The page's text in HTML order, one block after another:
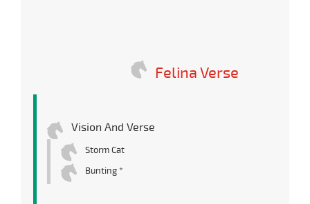
Felina Verse
Vision And Verse
Storm Cat
Bunting *